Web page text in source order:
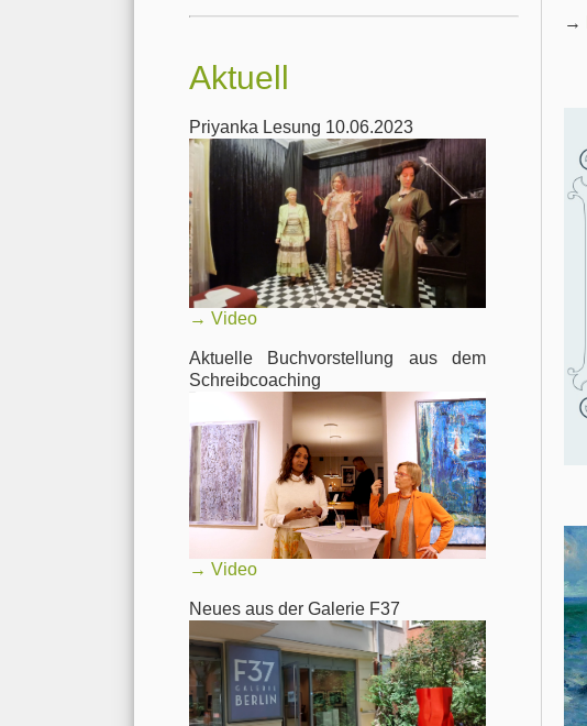
Aktuell
Priyanka Lesung 10.06.2023
→ Video
Aktuelle Buchvorstellung aus dem
Schreibcoaching
→ Video
Neues aus der Galerie F37
→